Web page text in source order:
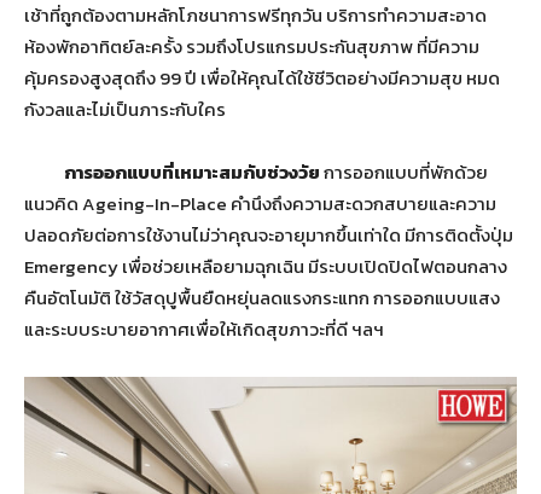
เช้าที่ถูกต้องตามหลักโภชนาการฟรีทุกวัน บริการทำความสะอาด
ห้องพักอาทิตย์ละครั้ง รวมถึงโปรแกรมประกันสุขภาพ ที่มีความ
คุ้มครองสูงสุดถึง 99 ปี เพื่อให้คุณได้ใช้ชีวิตอย่างมีความสุข หมด
กังวลและไม่เป็นภาระกับใคร
การออกแบบที่เหมาะสมกับช่วงวัยการออกแบบที่พักด้วย
แนวคิด Ageing-In-Place คำนึงถึงความสะดวกสบายและความ
ปลอดภัยต่อการใช้งานไม่ว่าคุณจะอายุมากขึ้นเท่าใด มีการติดตั้งปุ่ม
Emergency เพื่อช่วยเหลือยามฉุกเฉิน มีระบบเปิดปิดไฟตอนกลาง
คืนอัตโนมัติ ใช้วัสดุปูพื้นยืดหยุ่นลดแรงกระแทก การออกแบบแสง
และระบบระบายอากาศเพื่อให้เกิดสุขภาวะที่ดี ฯลฯ